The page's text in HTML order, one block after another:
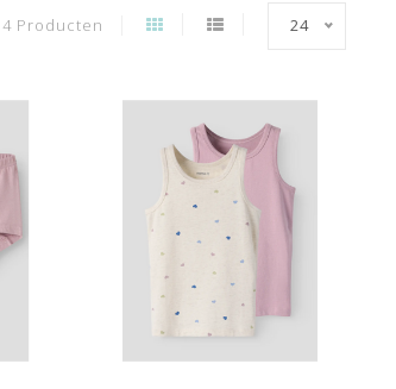
4 Producten 24